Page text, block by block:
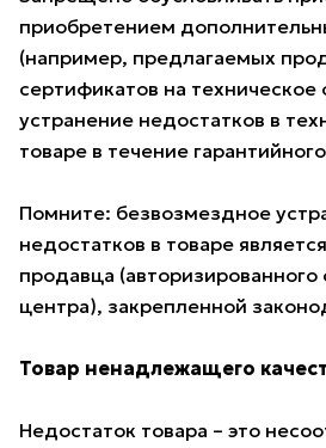
приобретением
(например, предлагаемых
сертификатов на техническое
устранение недостатков в
товаре в течение
Помните: безвозмездное
недостатков в товаре
продавца (авторизированного
центра), закрепленной
Товар ненадлежащего
Недостаток товара – это